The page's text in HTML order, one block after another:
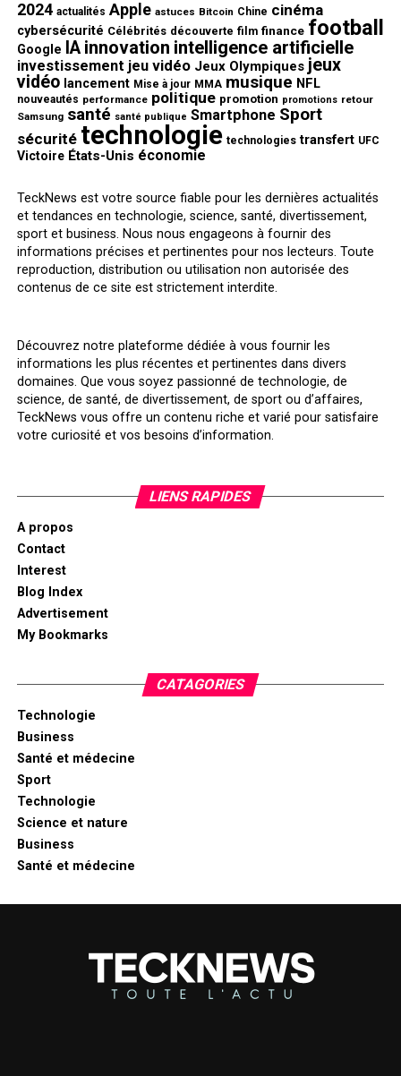
2024 actualités Apple astuces Bitcoin Chine cinéma
cybersécurité Célébrités découverte film finance football
Google IA innovation intelligence artificielle
investissement jeu vidéo Jeux Olympiques jeux
vidéo lancement Mise à jour MMA musique NFL
nouveautés performance politique promotion promotions retour
Samsung santé santé publique Smartphone Sport
sécurité technologie technologies transfert UFC
Victoire États-Unis économie
TeckNews est votre source fiable pour les dernières actualités
et tendances en technologie, science, santé, divertissement,
sport et business. Nous nous engageons à fournir des
informations précises et pertinentes pour nos lecteurs. Toute
reproduction, distribution ou utilisation non autorisée des
contenus de ce site est strictement interdite.
Découvrez notre plateforme dédiée à vous fournir les
informations les plus récentes et pertinentes dans divers
domaines. Que vous soyez passionné de technologie, de
science, de santé, de divertissement, de sport ou d’affaires,
TeckNews vous offre un contenu riche et varié pour satisfaire
votre curiosité et vos besoins d’information.
LIENS RAPIDES
A propos
Contact
Interest
Blog Index
Advertisement
My Bookmarks
CATAGORIES
Technologie
Business
Santé et médecine
Sport
Technologie
Science et nature
Business
Santé et médecine